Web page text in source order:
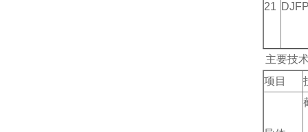
21
主要技
项目